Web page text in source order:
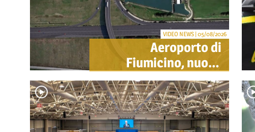
Aeroporto di
Fiumicino, nuovo
svincolo per Cargo
City e Lunga Sosta:
investimento ADR da
oltre 40 milioni
VIDEO NEWS | 05/08/2026